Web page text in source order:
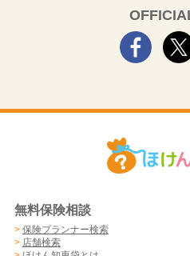
無料保険相談
> 保険プランナー検索
> 店舗検索